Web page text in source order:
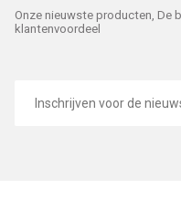
Onze nieuwste producten, De
klantenvoordeel
mailadres